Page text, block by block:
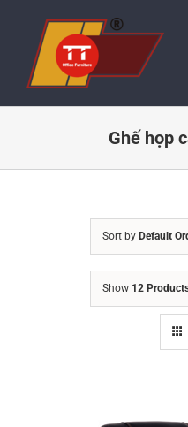
content
Ghế họp
Sort by Default
Show 12